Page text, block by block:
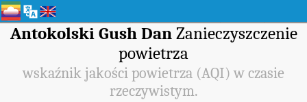
Antokolski Gush DanZanieczyszczenie
powietrza
wskaźnik jakości powietrza (AQI) w czasie
rzeczywistym.